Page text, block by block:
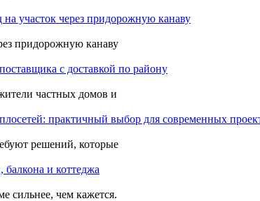
на участок через придорожную канаву
придорожную канаву
с доставкой по району
частных домов и
практичный выбор для современных
решений, которые
и коттеджа
сильнее, чем кажется.